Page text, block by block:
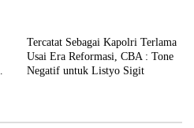
Tercatat Sebagai Kapolri Terlama
Usai Era Reformasi, CBA : Tone
Negatif untuk Listyo Sigit